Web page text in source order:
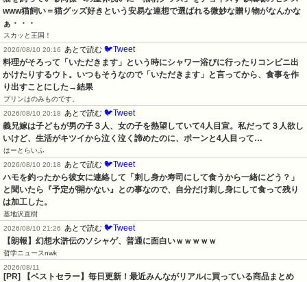
www猫飼い＝猫グッズ好きという安易な連想で選ばれる微妙な贈り物がなんかな
ぁ・・・
スカッと王国！
2026/08/10 20:16
あとで読む 🐦Tweet
料理がそろって「いただきます」という時にシャワー浴びに行ったりコンビニ出
かけたりするウト。いつもそうなので「いただきます」と言ってから、食事を作
り出すことにした→結果
プリンはのみものです。
2026/08/10 20:18
あとで読む 🐦Tweet
義兄嫁は子どもが男の子３人、女の子を熱望していて4人目宣。私だって３人欲し
いけど、生活がキツイから泣く泣く諦めたのに、ポーンと4人目って…
はーとらいふ
2026/08/10 20:18
あとで読む 🐦Tweet
ハモを釣ったから彼女に連絡して「刺し身か寿司にして食うから一緒にどう？」
と聞いたら『予定が開かない』との事なので、自分だけ刺し身にして食って残り
は加工した。
基地沢直樹
2026/08/10 21:26
あとで読む 🐦Tweet
【朗報】幻想水滸伝のソシャゲ、普通に面白いｗｗｗｗｗ
哲学ニュースnwk
2026/08/11
[PR] 【ベストセラー】毎日更新！最近みんながリアルに買っている商品まとめ